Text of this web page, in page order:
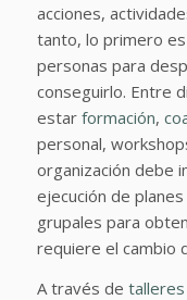
acciones,
tanto, lo primero
personas para
conseguirlo. Entre
estar formación,
personal,
organización debe
ejecución de
grupales para
requiere el cambio
A través de